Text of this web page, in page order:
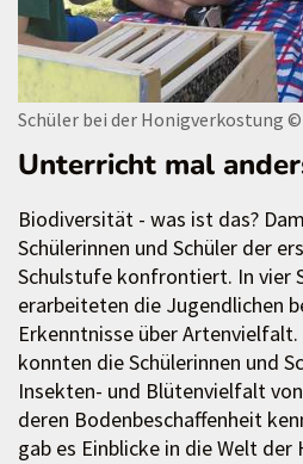
Schüler bei der Honigverkostung ©
Unterricht mal
Biodiversität - was ist das?
Schülerinnen und Schüler der
Schulstufe konfrontiert. In vier
erarbeiteten die Jugendlichen
Erkenntnisse über
konnten die Schülerinnen und
Insekten- und Blütenvielfalt
deren Bodenbeschaffenheit
gab es Einblicke in die Welt der